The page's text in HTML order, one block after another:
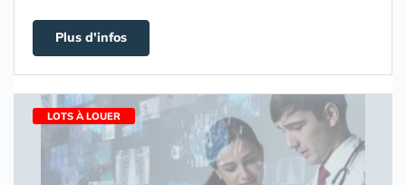
Plus d'infos
LOTS À LOUER